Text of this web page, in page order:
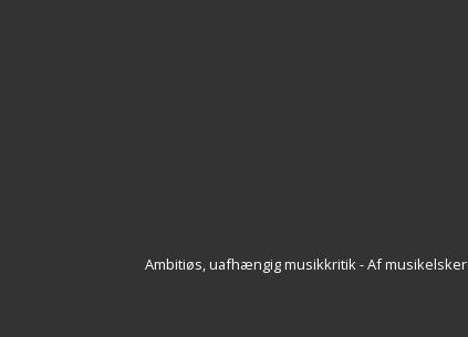
Ambitiøs, uafhængig musikkritik - Af